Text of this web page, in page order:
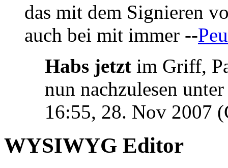
das mit dem Signieren
auch bei mit immer --Peu
Habs jetzt im Griff,
nun nachzulesen
16:55, 28. Nov 2007
WYSIWYG Editor